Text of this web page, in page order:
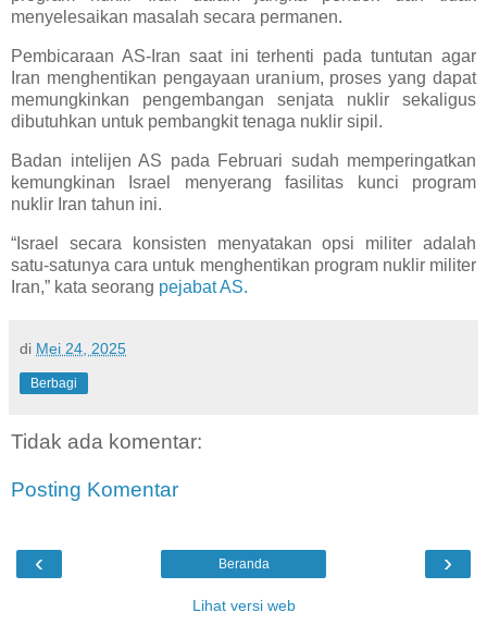
menyelesaikan masalah secara permanen.
Pembicaraan AS-Iran saat ini terhenti pada tuntutan agar
Iran menghentikan pengayaan uranium, proses yang dapat
memungkinkan pengembangan senjata nuklir sekaligus
dibutuhkan untuk pembangkit tenaga nuklir sipil.
Badan intelijen AS pada Februari sudah memperingatkan
kemungkinan Israel menyerang fasilitas kunci program
nuklir Iran tahun ini.
“Israel secara konsisten menyatakan opsi militer adalah
satu-satunya cara untuk menghentikan program nuklir militer
Iran,” kata seorang pejabat AS.
di Mei 24, 2025
Berbagi
Tidak ada komentar:
Posting Komentar
‹ ›
Beranda
Lihat versi web